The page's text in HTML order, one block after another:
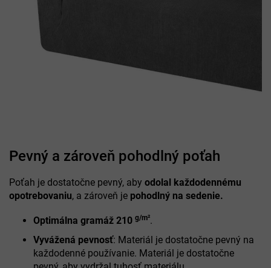
Pevný a zároveň pohodlný poťah
Poťah je dostatočne pevný, aby odolal každodennému
opotrebovaniu, a zároveň je pohodlný na sedenie.
Optimálna gramáž 210 g/m².
Vyvážená pevnosť: Materiál je dostatočne pevný na
každodenné používanie. Materiál je dostatočne